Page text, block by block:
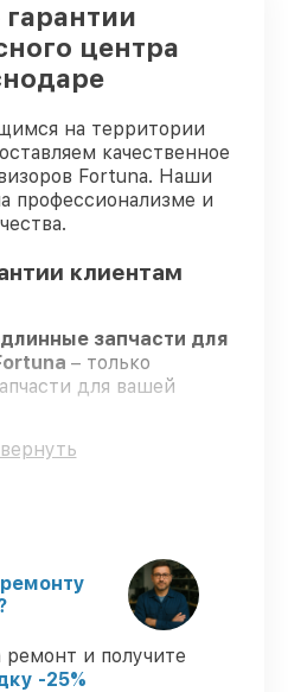
центра
на территории
качественное
Fortuna. Наши
профессионализме и
клиентам
запчасти для
– только
для вашей
что обеспечивает
– на все
для тепловизоров
длительная
и получите
-25%